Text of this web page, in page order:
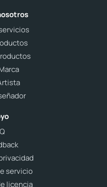
servicio
licencia